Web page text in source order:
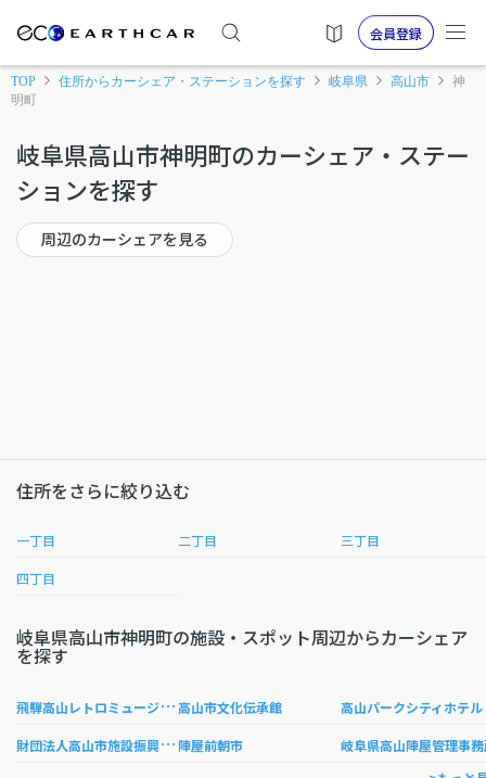
会員登録
TOP 住所からカーシェア・ステーションを探す 岐阜県 高山市
神
明町
岐阜県高山市神明町のカーシェア・ステー
ションを探す
周辺のカーシェアを見る
住所をさらに絞り込む
一丁目 二丁目 三丁目
四丁目
岐阜県高山市神明町の施設・スポット周辺からカーシェア
を探す
飛
騨高山レトロミュージアム高山市文化伝承館 高山パークシティホテル
財
団法人高山市施設振興公社 陣屋前朝市 岐阜県高山陣屋管理事